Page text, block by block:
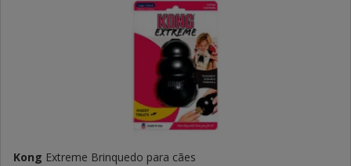
Kong Extreme Brinquedo para cães